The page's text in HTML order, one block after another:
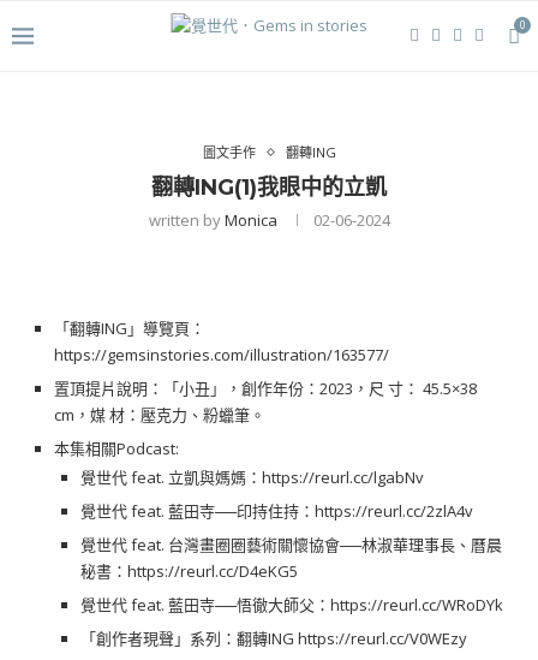
0
圖文手作 翻轉ING
翻轉ING(1)我眼中的立凱
written byMonica 02-06-2024
「翻轉ING」導覽頁：
https://gemsinstories.com/illustration/163577/
置頂提片說明：「小丑」，創作年份：2023，尺 寸： 45.5×38
cm，媒 材：壓克力、粉蠟筆。
本集相關Podcast:
覺世代 feat. 立凱與媽媽： https://reurl.cc/lgabNv
覺世代 feat. 藍田寺──印持住持： https://reurl.cc/2zlA4v
覺世代 feat. 台灣畫圈圈藝術關懷協會──林淑華理事長、曆晨
秘書： https://reurl.cc/D4eKG5
覺世代 feat. 藍田寺──悟徹大師父： https://reurl.cc/WRoDYk
「創作者現聲」系列：翻轉ING https://reurl.cc/V0WEzy